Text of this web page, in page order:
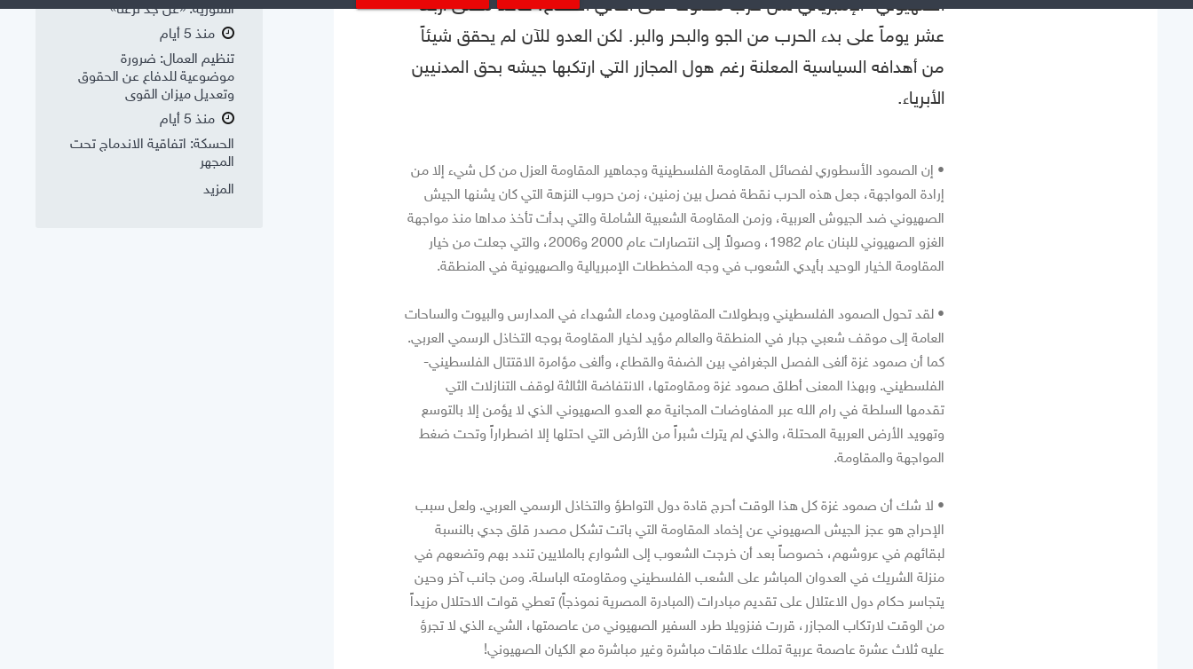
الصهيوني- الإمبريالي شن حرب مفتوحة على أهالي القطاع، هاقد مضى أربعة
عشر يوماً على بدء الحرب من الجو والبحر والبر. لكن العدو للآن لم يحقق شيئاً
من أهدافه السياسية المعلنة رغم هول المجازر التي ارتكبها جيشه بحق المدنيين
الأبرياء.
• إن الصمود الأسطوري لفصائل المقاومة الفلسطينية وجماهير المقاومة العزل من كل شيء إلا من
إرادة المواجهة، جعل هذه الحرب نقطة فصل بين زمنين، زمن حروب النزهة التي كان يشنها الجيش
الصهيوني ضد الجيوش العربية، وزمن المقاومة الشعبية الشاملة والتي بدأت تأخذ مداها منذ مواجهة
الغزو الصهيوني للبنان عام 1982، وصولاً إلى انتصارات عام 2000 و2006، والتي جعلت من خيار
المقاومة الخيار الوحيد بأيدي الشعوب في وجه المخططات الإمبريالية والصهيونية في المنطقة.
• لقد تحول الصمود الفلسطيني وبطولات المقاومين ودماء الشهداء في المدارس والبيوت والساحات
العامة إلى موقف شعبي جبار في المنطقة والعالم مؤيد لخيار المقاومة بوجه التخاذل الرسمي العربي.
كما أن صمود غزة ألغى الفصل الجغرافي بين الضفة والقطاع، وألغى مؤامرة الاقتتال الفلسطيني-
الفلسطيني. وبهذا المعنى أطلق صمود غزة ومقاومتها، الانتفاضة الثالثة لوقف التنازلات التي
تقدمها السلطة في رام الله عبر المفاوضات المجانية مع العدو الصهيوني الذي لا يؤمن إلا بالتوسع
وتهويد الأرض العربية المحتلة، والذي لم يترك شبراً من الأرض التي احتلها إلا اضطراراً وتحت ضغط
المواجهة والمقاومة.
• لا شك أن صمود غزة كل هذا الوقت أحرج قادة دول التواطؤ والتخاذل الرسمي العربي. ولعل سبب
الإحراج هو عجز الجيش الصهيوني عن إخماد المقاومة التي باتت تشكل مصدر قلق جدي بالنسبة
لبقائهم في عروشهم، خصوصاً بعد أن خرجت الشعوب إلى الشوارع بالملايين تندد بهم وتضعهم في
منزلة الشريك في العدوان المباشر على الشعب الفلسطيني ومقاومته الباسلة. ومن جانب آخر وحين
يتجاسر حكام دول الاعتلال على تقديم مبادرات (المبادرة المصرية نموذجاً) تعطي قوات الاحتلال مزيداً
من الوقت لارتكاب المجازر، قررت فنزويلا طرد السفير الصهيوني من عاصمتها، الشيء الذي لا تجرؤ
عليه ثلاث عشرة عاصمة عربية تملك علاقات مباشرة وغير مباشرة مع الكيان الصهيوني!
السورية: «عن جد نزعتا»
منذ 5 أيام
تنظيم العمال: ضرورة
موضوعية للدفاع عن الحقوق
وتعديل ميزان القوى
منذ 5 أيام
الحسكة: اتفاقية الاندماج تحت
المجهر
المزيد